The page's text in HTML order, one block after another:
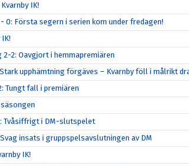
IK!
0: Första segern i serien kom under fredagen!
2-2: Oavgjort i hemmapremiären
upphämtning förgäves – Kvarnby föll i målrikt
Tungt fall i premiären
Tvåsiffrigt i DM-slutspelet
insats i gruppspelsavslutningen av DM
IK!